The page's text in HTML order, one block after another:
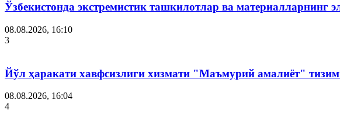
Ўзбекистонда экстремистик ташкилотлар ва материалларнинг
08.08.2026, 16:10
3
Йўл ҳаракати хавфсизлиги хизмати "Маъмурий амалиёт"
08.08.2026, 16:04
4